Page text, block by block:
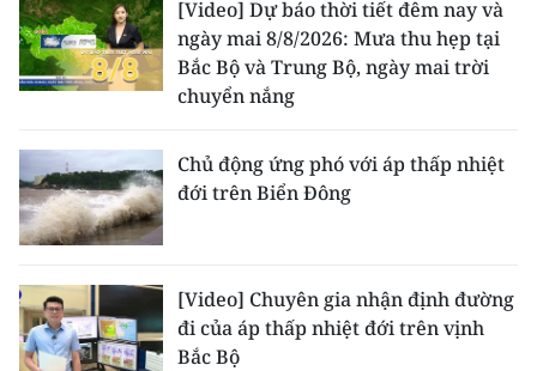
[Video] Dự báo thời tiết đêm nay và
ngày mai 8/8/2026: Mưa thu hẹp tại
Bắc Bộ và Trung Bộ, ngày mai trời
chuyển nắng
Chủ động ứng phó với áp thấp nhiệt
đới trên Biển Đông
[Video] Chuyên gia nhận định đường
đi của áp thấp nhiệt đới trên vịnh
Bắc Bộ